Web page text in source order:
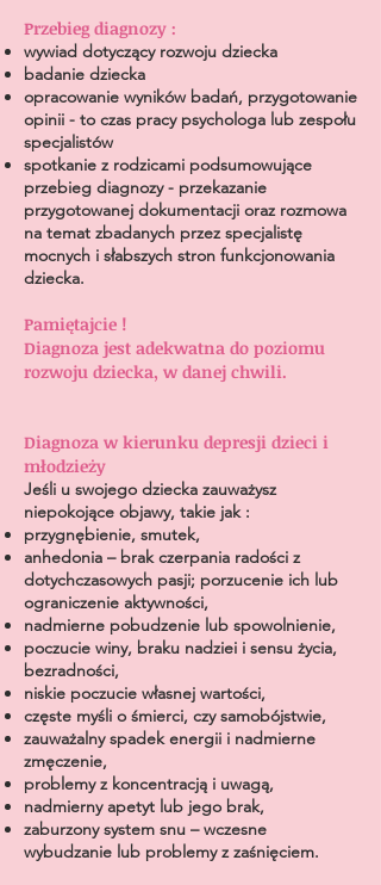
Przebieg diagnozy :
wywiad dotyczący rozwoju dziecka
badanie dziecka
opracowanie wyników badań, przygotowanie
opinii - to czas pracy psychologa lub zespołu
specjalistów
spotkanie z rodzicami podsumowujące
przebieg diagnozy - przekazanie
przygotowanej dokumentacji oraz rozmowa
na temat zbadanych przez specjalistę
mocnych i słabszych stron funkcjonowania
dziecka.
Pamiętajcie !
Diagnoza jest adekwatna do poziomu
rozwoju dziecka, w danej chwili.
Diagnoza w kierunku depresji dzieci i
młodzieży
Jeśli u swojego dziecka zauważysz
niepokojące objawy, takie jak :
przygnębienie, smutek,
anhedonia – brak czerpania radości z
dotychczasowych pasji; porzucenie ich lub
ograniczenie aktywności,
nadmierne pobudzenie lub spowolnienie,
poczucie winy, braku nadziei i sensu życia,
bezradności,
niskie poczucie własnej wartości,
częste myśli o śmierci, czy samobójstwie,
zauważalny spadek energii i nadmierne
zmęczenie,
problemy z koncentracją i uwagą,
nadmierny apetyt lub jego brak,
zaburzony system snu – wczesne
wybudzanie lub problemy z zaśnięciem.